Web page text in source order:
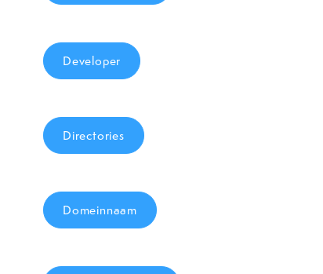
Developer
Directories
Domeinnaam